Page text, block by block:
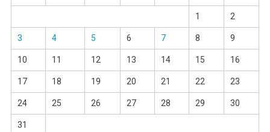
1 2
3 4 5 6 7 8 9
10 11 12 13 14 15 16
17 18 19 20 21 22 23
24 25 26 27 28 29 30
31